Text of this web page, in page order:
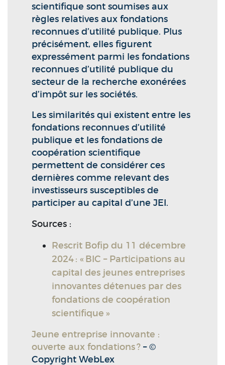
scientifique sont soumises aux
règles relatives aux fondations
reconnues d’utilité publique. Plus
précisément, elles figurent
expressément parmi les fondations
reconnues d’utilité publique du
secteur de la recherche exonérées
d’impôt sur les sociétés.
Les similarités qui existent entre les
fondations reconnues d’utilité
publique et les fondations de
coopération scientifique
permettent de considérer ces
dernières comme relevant des
investisseurs susceptibles de
participer au capital d’une JEI.
Sources :
Rescrit Bofip du 11 décembre
2024 : « BIC – Participations au
capital des jeunes entreprises
innovantes détenues par des
fondations de coopération
scientifique »
Jeune entreprise innovante :
ouverte aux fondations ? – ©
Copyright WebLex